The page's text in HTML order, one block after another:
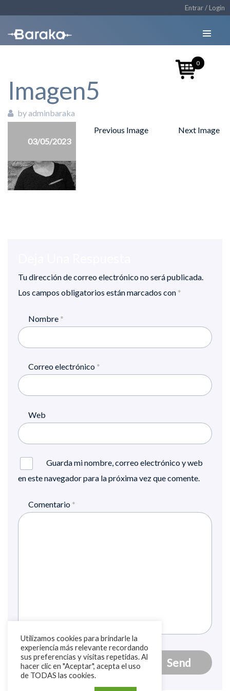
Entrar / Login
Imagen5
by adminbaraka
03/05/2023
Previous Image Next Image
Tu dirección de correo electrónico no será publicada.
Los campos obligatorios están marcados con *
Nombre *
Correo electrónico *
Web
Guarda mi nombre, correo electrónico y web
en este navegador para la próxima vez que comente.
Comentario *
Utilizamos cookies para brindarle la
experiencia más relevante recordando
sus preferencias y visitas repetidas. Al
hacer clic en "Aceptar", acepta el uso
de TODAS las cookies.
0